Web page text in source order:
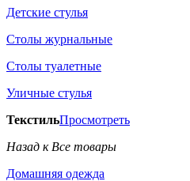
Детские стулья
Столы журнальные
Столы туалетные
Уличные стулья
ТекстильПросмотреть
Назад к Все товары
Домашняя одежда